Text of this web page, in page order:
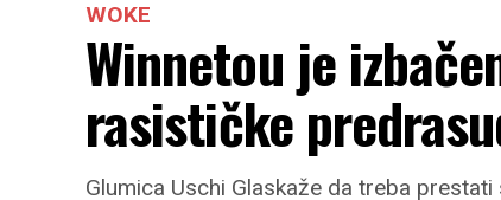
WOKE
Winnetou je
rasističke
Glumica Uschi Glaskaže da treba